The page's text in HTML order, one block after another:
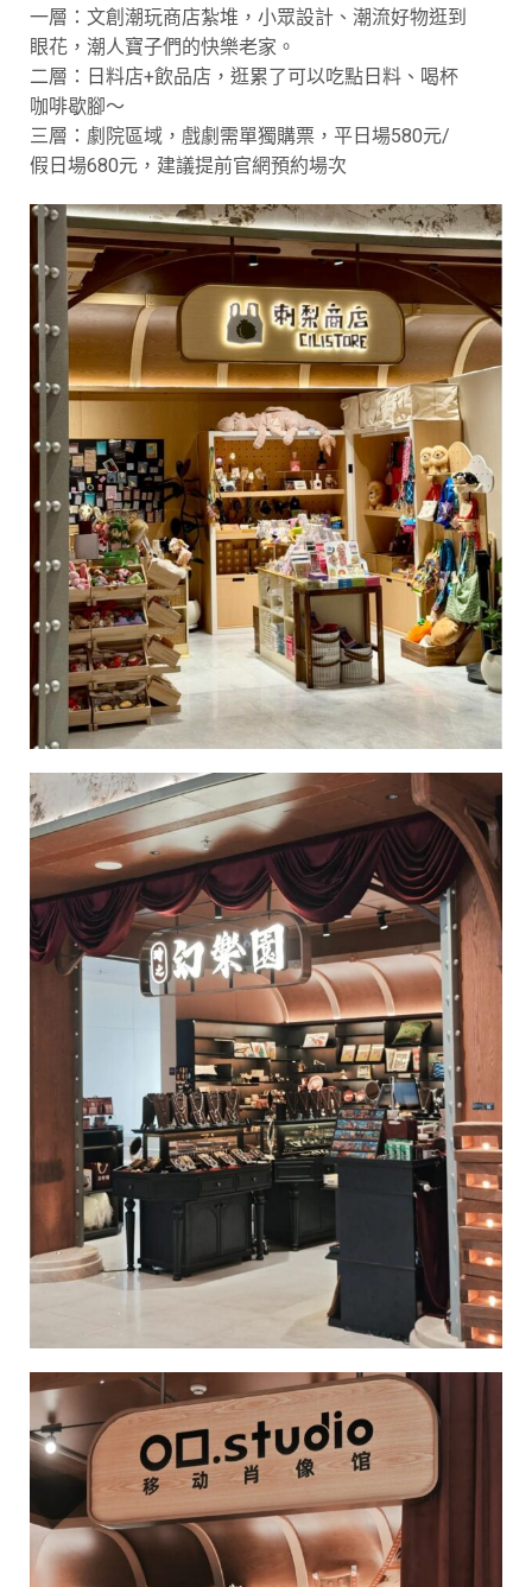
一層：文創潮玩商店紮堆，小眾設計、潮流好物逛到
眼花，潮人寶子們的快樂老家。
二層：日料店+飲品店，逛累了可以吃點日料、喝杯
咖啡歇腳～
三層：劇院區域，戲劇需單獨購票，平日場580元/
假日場680元，建議提前官網預約場次